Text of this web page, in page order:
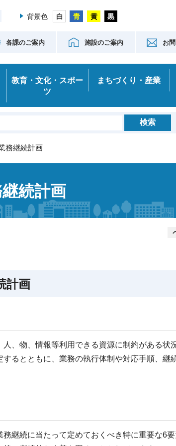
背景色
各課のご案内 施設のご案内 お
教育・文化・スポー
ツ
まちづくり・産業
務継続計画
続計画
計画
人、物、情報等利用できる資源に制約がある状
するとともに、業務の執行体制や対応手順、
継続に当たって定めておくべき特に重要な6